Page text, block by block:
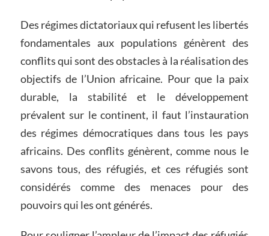
Des régimes dictatoriaux qui refusent les libertés
fondamentales aux populations génèrent des
conflits qui sont des obstacles à la réalisation des
objectifs de l’Union africaine. Pour que la paix
durable, la stabilité et le développement
prévalent sur le continent, il faut l’instauration
des régimes démocratiques dans tous les pays
africains. Des conflits génèrent, comme nous le
savons tous, des réfugiés, et ces réfugiés sont
considérés comme des menaces pour des
pouvoirs qui les ont générés.